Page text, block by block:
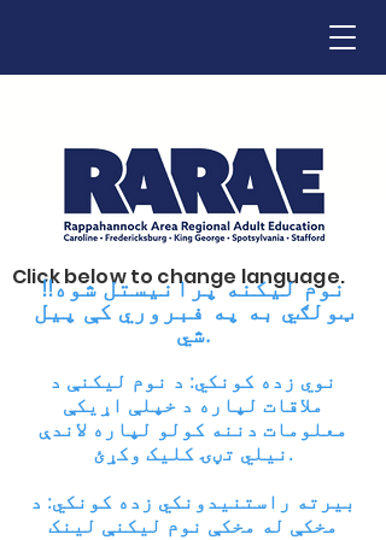
Click below to change language.
نوم لیکنه پرانیستل شوه!!
ټولګي به په فبروري کې پیل
شي.
نوي زده کونکي: د نوم لیکنې د
ملاقات لپاره د خپلې اړیکې
معلومات دننه کولو لپاره لاندې
نیلي تڼۍ کلیک وکړئ.
بیرته راستنیدونکي زده کونکي: د
مخکې له مخکې نوم لیکنې لینک